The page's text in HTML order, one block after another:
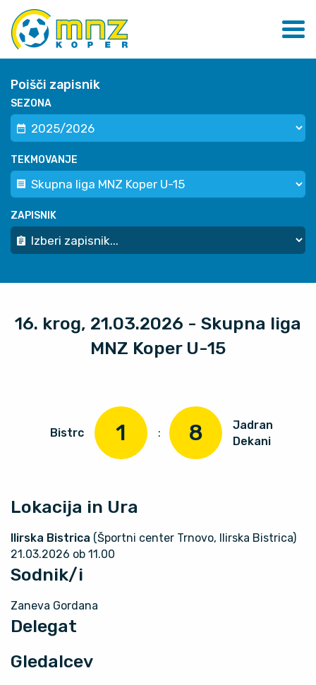
Poišči zapisnik
SEZONA
TEKMOVANJE
ZAPISNIK
16. krog, 21.03.2026 - Skupna liga
MNZ Koper U-15
Bistrc 1 : 8
Jadran
Dekani
Lokacija in Ura
Ilirska Bistrica (Športni center Trnovo, Ilirska Bistrica)
21.03.2026 ob 11.00
Sodnik/i
Zaneva Gordana
Delegat
Gledalcev